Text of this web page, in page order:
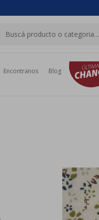
Encontranos Blog